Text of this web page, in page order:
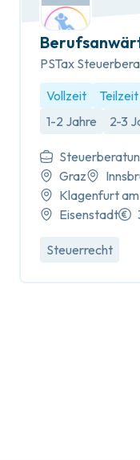
PSTax
Vollzeit
Teilzeit
1-2 Jahre
2-3
Graz
Klagenfurt
Eisenstadt
Steuerrecht